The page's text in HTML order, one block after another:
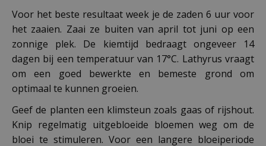
Voor het beste resultaat week je de zaden 6 uur voor
het zaaien. Zaai ze buiten van april tot juni op een
zonnige plek. De kiemtijd bedraagt ongeveer 14
dagen bij een temperatuur van 17°C. Lathyrus vraagt
om een goed bewerkte en bemeste grond om
optimaal te kunnen groeien.
Geef de planten een klimsteun zoals gaas of rijshout.
Knip regelmatig uitgebloeide bloemen weg om de
bloei te stimuleren. Voor een langere bloeiperiode